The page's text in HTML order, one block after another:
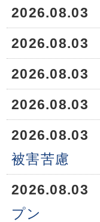
2026.08.03
2026.08.03
2026.08.03
2026.08.03
2026.08.03
被害苦慮
2026.08.03
プン